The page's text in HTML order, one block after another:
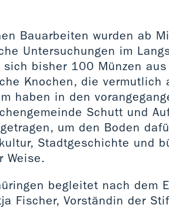
Bauarbeiten wurden ab
Untersuchungen im
sich bisher 100 Münzen
Knochen, die vermutlich
haben in den
Schutt und
um den Boden
Stadtgeschichte und
Weise.
begleitet nach dem
Fischer, Vorständin der